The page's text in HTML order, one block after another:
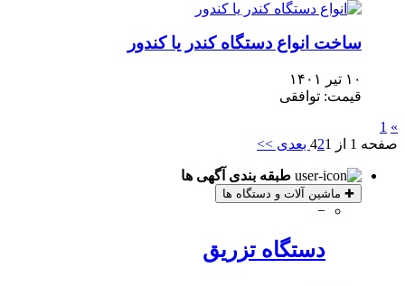
ساخت انواع دستگاه کندر یا کندور
۱۰ تیر ۱۴۰۱
قیمت: توافقی
»
1
صفحه 1 از 4
21 بعدی >>
طبقه بندی آگهی ها
✚ ماشین آلات و دستگاه ها
−
دستگاه تزریق